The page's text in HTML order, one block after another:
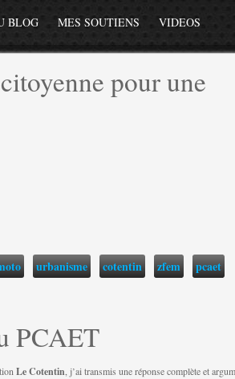
BLOG MES SOUTIENS VIDEOS
pour une
urbanisme cotentin zfem
pcaet
PCAET
Le Cotentin , j’ai transmis une réponse complète et